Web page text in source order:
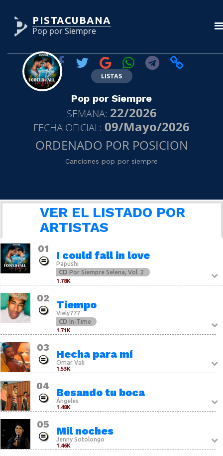
PISTACUBANA
Pop por Siempre
LISTAS
Pop por Siempre
SEMANA: 22/2026
FECHA OFICIAL: 09/Mayo/2026
ORDENADO POR POSICION
Canciones pop por siempre
VER EL LISTADO POR
ARTISTAS
01
I could fall in love
Papushi
CDPor Siempre Selena, Vol. 2
1.78K
02
Tiempo
Viely777
CD In-Time
1.71K
03
Hecha para mí
Omar Vali
1.53K
04
Besando tu boca
Ángeles
1.48K
05
Mil noches
Jenny Sotolongo
1.46K